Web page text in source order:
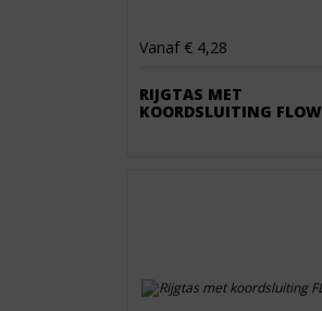
Vanaf € 4,28
RIJGTAS MET
KOORDSLUITING FLOW